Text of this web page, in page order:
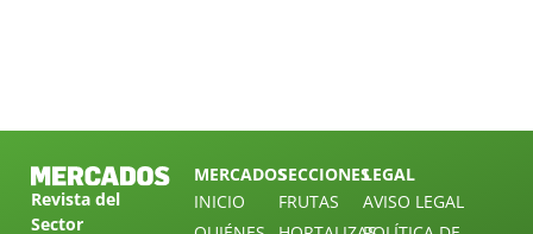
Revista del
Sector
MERCADOS
INICIO
SECCIONES
FRUTAS
LEGAL
AVISO LEGAL